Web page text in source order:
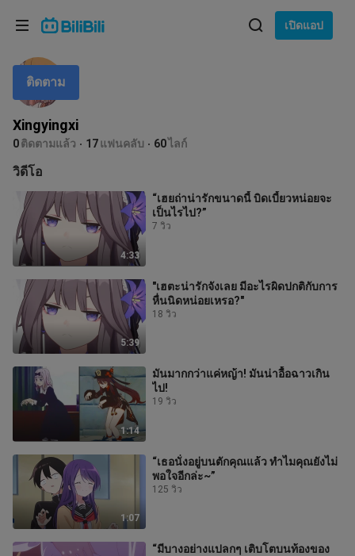
เปิดแอป
Xingyingxi
0ติดตามแล้ว 17แฟนคลับ 60ไลก์
ติดตาม
วิดีโอ
4:33
“เฮยถ่าน่ารักขนาดนี้ บิดเบี้ยวหน่อยจะ
เป็นไรไป?”
7 วิว
5:39
"เฮตะน่ารักจังเลย มีอะไรผิดปกติกับการ
หื่นนิดหน่อยเหรอ?"
18 วิว
1:14
มันมากกว่าแค่หญ้า! มันน่าอื้อฉาวเกิน
ไป!
19 วิว
1:07
“เธอนั่งอยู่บนตักคุณแล้ว ทำไมคุณยังไม่
พอใจอีกล่ะ~”
125 วิว
“มีบางอย่างแปลกๆ เติบโตบนท้องของ
ภาษา: ภาษาไทย
ข้าสู่
ะบบ
เลือกภาษา
English
ภาษาไทย
Tiếng Việt
Bahasa Melayu